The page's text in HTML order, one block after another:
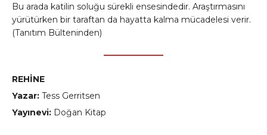
Bu arada katilin soluğu sürekli ensesindedir. Araştırmasını
yürütürken bir taraftan da hayatta kalma mücadelesi verir.
(Tanıtım Bülteninden)
REHİNE
Yazar: Tess Gerritsen
Yayınevi: Doğan Kitap